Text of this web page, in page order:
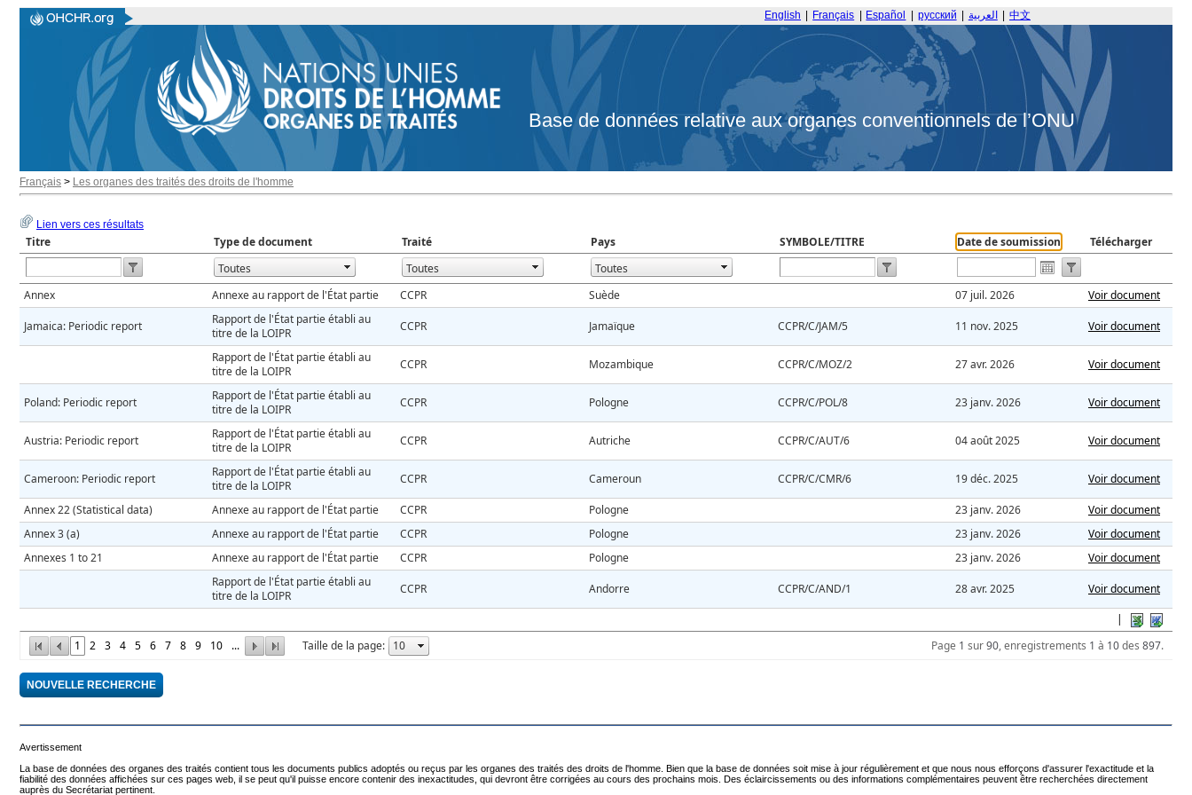
English Français Español русский العربية 中文
Base de données relative aux organes conventionnels de l’ONU
Français > Les organes des traités des droits de l'homme
Lien vers ces résultats
Titre Type de document Traité Pays SYMBOLE/TITRE Date de soumission
Télécharger
|
1
2 3 4 5 6 7 8 9 10 ... Taille de la page: Page 1 sur90, enregistrements 1 à 10des 897.
Annex Annexe au rapport de l'État partie CCPR Suède 07 juil. 2026 Voir document
Jamaica: Periodic report
Rapport de l'État partie établi au
titre de la LOIPR
CCPR Jamaïque CCPR/C/JAM/5 11 nov. 2025 Voir document
Rapport de l'État partie établi au
titre de la LOIPR
CCPR Mozambique CCPR/C/MOZ/2 27 avr. 2026 Voir document
Poland: Periodic report
Rapport de l'État partie établi au
titre de la LOIPR
CCPR Pologne CCPR/C/POL/8 23 janv. 2026 Voir document
Austria: Periodic report
Rapport de l'État partie établi au
titre de la LOIPR
CCPR Autriche CCPR/C/AUT/6 04 août 2025 Voir document
Cameroon: Periodic report
Rapport de l'État partie établi au
titre de la LOIPR
CCPR Cameroun CCPR/C/CMR/6 19 déc. 2025 Voir document
Annex 22 (Statistical data) Annexe au rapport de l'État partie CCPR Pologne 23 janv. 2026
Voir document
Annex 3 (a)
Annexe au rapport de l'État partie CCPR Pologne 23 janv. 2026
Voir document
Annexes 1 to 21
Annexe au rapport de l'État partie CCPR Pologne 23 janv. 2026
Voir document
Rapport de l'État partie établi au
titre de la LOIPR
CCPR Andorre CCPR/C/AND/1 28 avr. 2025 Voir document
Avertissement
La base de données des organes des traités contient tous les documents publics adoptés ou reçus par les organes des traités des droits de l'homme. Bien que la base de données soit mise à jour régulièrement et que nous nous efforçons d'assurer l'exactitude et la
fiabilité des données affichées sur ces pages web, il se peut qu'il puisse encore contenir des inexactitudes, qui devront être corrigées au cours des prochains mois. Des éclaircissements ou des informations complémentaires peuvent être recherchées directement
auprès du Secrétariat pertinent.